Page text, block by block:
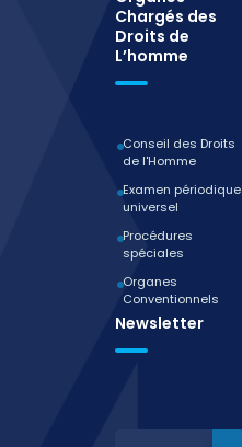
Chargés des
Droits de
L’homme
Conseil des Droits
de l'Homme
Examen périodique
universel
Procédures
spéciales
Organes
Conventionnels
Newsletter